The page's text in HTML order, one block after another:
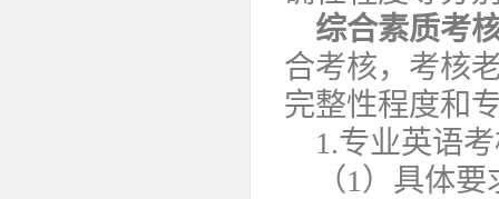
综合素质考
合考核，考核
完整性程度和
1.专业英语
（1）具体